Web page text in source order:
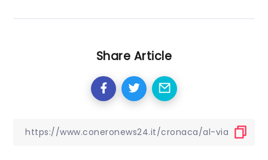
Share Article